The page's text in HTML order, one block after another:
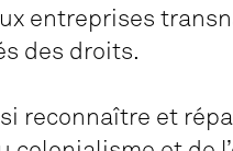
entreprises
des droits.
reconnaître et